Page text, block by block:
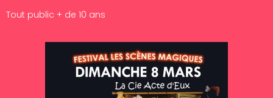
Tout public + de 10 ans